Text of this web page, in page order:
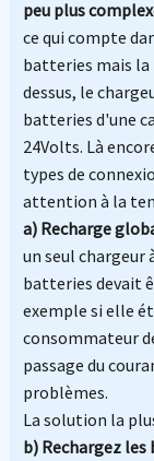
peu plus
ce qui compte
batteries mais la
dessus, le
batteries d'une
24Volts. Là
types de
attention à la
a) Recharge
un seul chargeur
batteries devait
exemple si elle
consommateur
passage du
problèmes.
La solution la
b) Rechargez